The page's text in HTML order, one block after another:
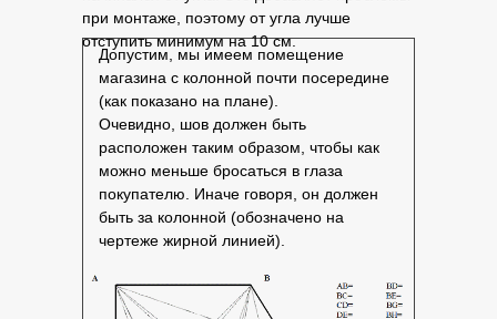
при монтаже, поэтому от угла лучше
отступить минимум на 10 см.
Допустим, мы имеем помещение
магазина с колонной почти посередине
(как показано на плане).
Очевидно, шов должен быть
расположен таким образом, чтобы как
можно меньше бросаться в глаза
покупателю. Иначе говоря, он должен
быть за колонной (обозначено на
чертеже жирной линией).